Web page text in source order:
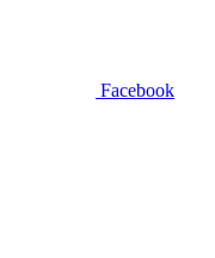
Facebook